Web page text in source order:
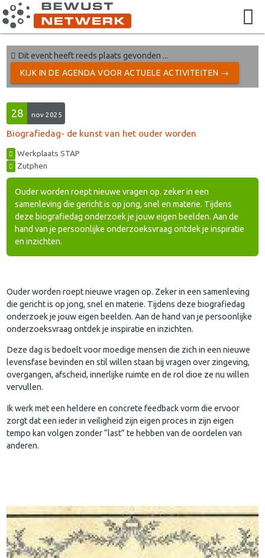
Dit event heeft reeds plaats gevonden ...
KIJK IN DE AGENDA VOOR ACTUELE ACTIVITEITEN →
28 nov 2025
Biografiedag- de kunst van het ouder worden
Werkplaats STAP
Zutphen
Ouder worden roept nieuwe vragen op. zeker in een
samenleving die gericht is op jong, snel en materie. Tijdens
deze biografiedag onderzoek je jouw eigen beelden. Aan de
hand van je persoonlijke onderzoeksvraag ontdek je inspiratie
en inzichten.
Ouder worden roept nieuwe vragen op. Zeker in een samenleving
die gericht is op jong, snel en materie. Tijdens deze biografiedag
onderzoek je jouw eigen beelden. Aan de hand van je persoonlijke
onderzoeksvraag ontdek je inspiratie en inzichten.
Deze dag is bedoelt voor moedige mensen die zich in een nieuwe
levensfase bevinden en stil willen staan bij vragen over zingeving,
overgangen, afscheid, innerlijke ruimte en de rol dioe ze nu willen
vervullen.
Ik werk met een heldere en concrete feedback vorm die ervoor
zorgt dat een ieder in veiligheid zijn eigen proces in zijn eigen
tempo kan volgen zonder “last” te hebben van de oordelen van
anderen.